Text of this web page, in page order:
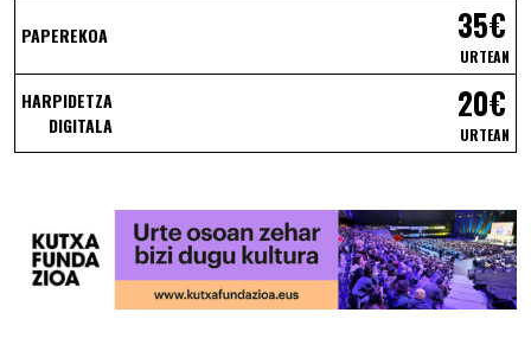
PAPEREKOA 35€
URTEAN
HARPIDETZA
DIGITALA
20€
URTEAN